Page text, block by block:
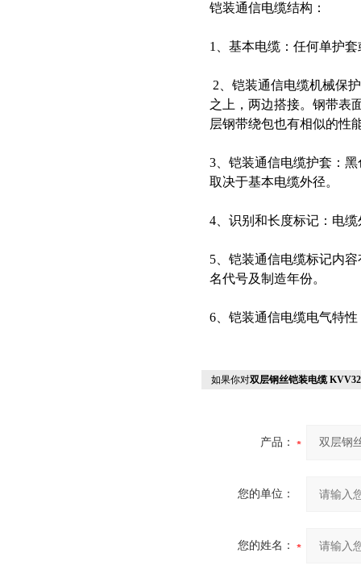
铠装通信电缆结构：
1、基本电缆：任何单护
2、铠装通信电缆机械保
之上，两边搭接。钢带表
层钢带绕包也有相似的性
3、铠装通信电缆护套：
取决于基本电缆外径。
4、识别和长度标记：电
5、铠装通信电缆标记内
名代号及制造年份。
6、铠装通信电缆电气特
如果你对双层钢丝铠装电缆
产品：
您的单位：
您的姓名：